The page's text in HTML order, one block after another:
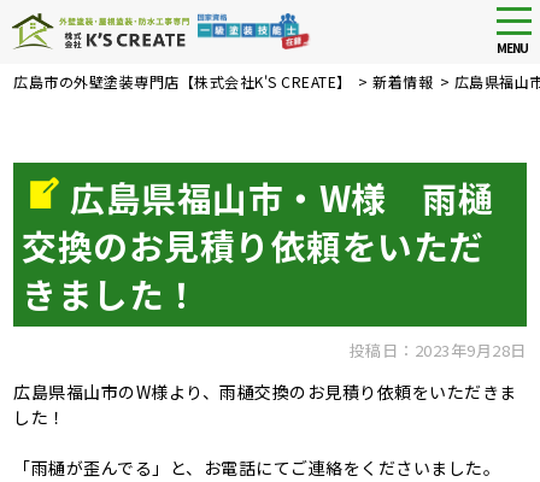
Skip
MENU
広島市の外壁塗装専門店【株式会社K'S CREATE】 >新着情報 > 広島県福山
広島県福山市・W様 雨樋
交換のお見積り依頼をいただ
きました！
投稿日：2023年9月28日
広島県福山市のW様より、雨樋交換のお見積り依頼をいただきま
した！
「雨樋が歪んでる」と、お電話にてご連絡をくださいました。